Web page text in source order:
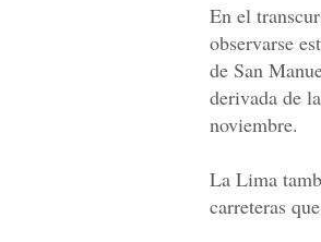
En el
observarse
de San
derivada de
noviembre.
La Lima
carreteras